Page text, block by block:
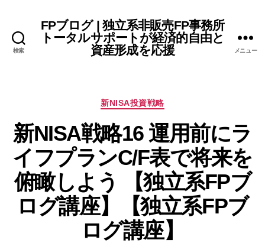
検索
FPブログ | 独立系非販売FP事務所
トータルサポートが経済的自由と
資産形成を応援
メニュー
カ
ゴ
リ
ー
新NISA投資戦略
新NISA戦略16 運用前にラ
イフプランC/F表で将来を
俯瞰しよう 【独立系FPブ
ログ講座】【独立系FPブ
ログ講座】